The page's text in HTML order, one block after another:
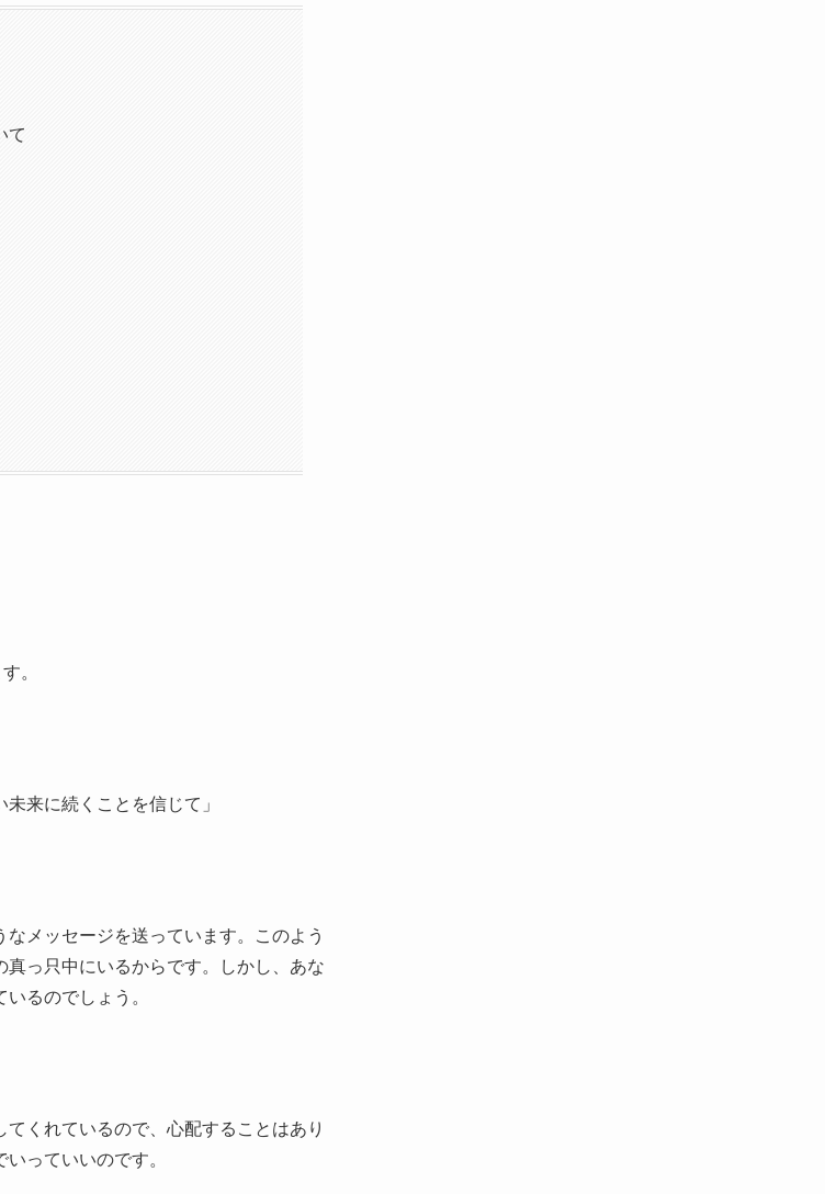
て
。
来に続くことを信じて」
メッセージを送っています。このよう
っ只中にいるからです。しかし、あな
るのでしょう。
くれているので、心配することはあり
っていいのです。